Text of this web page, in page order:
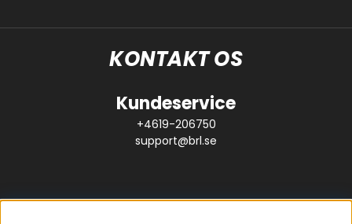
KONTAKT OS
Kundeservice
+4619-206750
support@brl.se